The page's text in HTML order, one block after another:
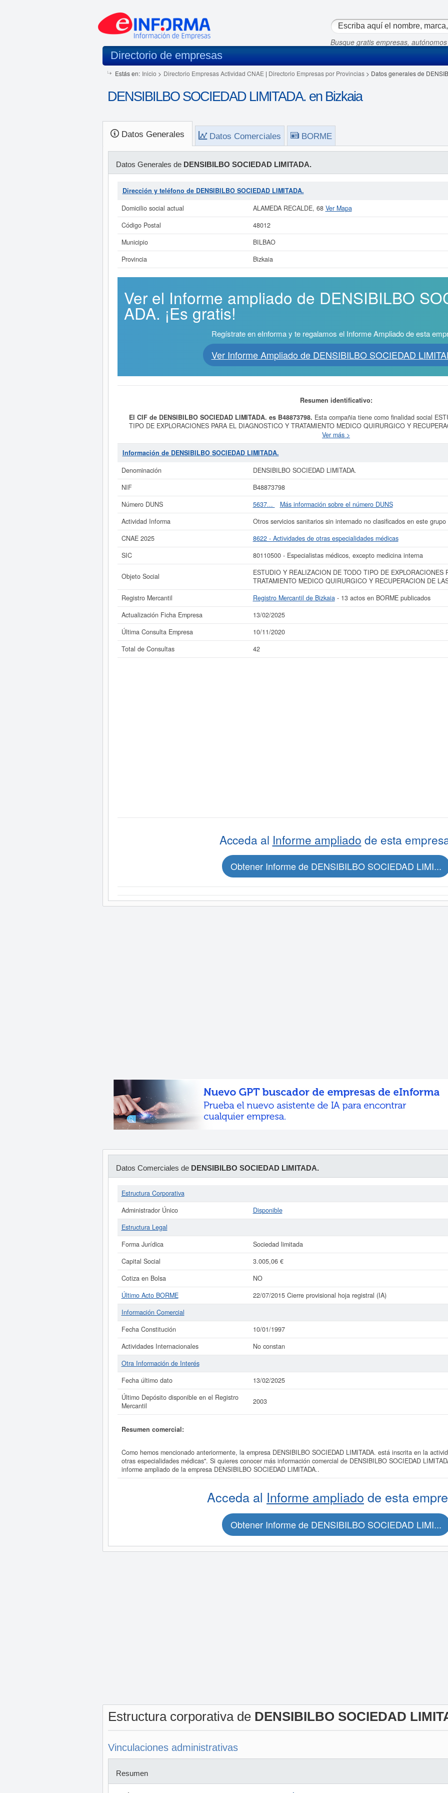
Busque gratis empresas,
Directorio de empresas
Estás en: Inicio > Directorio Empresas Actividad CNAE | Directorio Empresas por Provincias> Datos generales de
DENSIBILBO SOCIEDAD LIMITADA. en Bizkaia
Datos Generales Datos Comerciales BORME
Datos Generales de DENSIBILBO SOCIEDAD LIMITADA.
Dirección y teléfono de DENSIBILBO SOCIEDAD LIMITADA.
Domicilio social actual
ALAMEDA RECALDE, 68 Ver Mapa
Código Postal
48012
Municipio
BILBAO
Provincia
Bizkaia
Ver el Informe ampliado de DENSIBILBO
ADA. ¡Es gratis!
Regístrate en eInforma y te regalamos el Informe Ampliado de esta
Ver Informe Ampliado de DENSIBILBO SOCIEDAD
Resumen identificativo:
El CIF de DENSIBILBO SOCIEDAD LIMITADA. es B48873798. Esta compañia tiene como finalidad social
TIPO DE EXPLORACIONES PARA EL DIAGNOSTICO Y TRATAMIENTO MEDICO QUIRURGICO Y
teniendo como fecha de su constitución el día 10/01/1997. El CNAE que tiene es 8622 - Actividades de otras
SIC correspondiente a la empresaDENSIBILBO SOCIEDAD LIMITADA.es el 80110500. Esta ficha de empresa
última consulta ha sido el 10/11/2020. En esta página puede consultar además las subvenciones a las que
Si está interesado en conocer más datos de la empresa DENSIBILBO SOCIEDAD LIMITADA. puede
de DENSIBILBO SOCIEDAD LIMITADA. y consultar los resultados de sus años de actividad, así como los
La última actualización del informe de empresa se ha realizado el 13/02/2025.
Ver más >
Información de DENSIBILBO SOCIEDAD LIMITADA.
Denominación
DENSIBILBO SOCIEDAD LIMITADA.
NIF
B48873798
Número DUNS
5637...
Más información sobre el número DUNS
Actividad Informa
Otros servicios sanitarios sin internado no clasificados en este grupo
CNAE 2025
8622 - Actividades de otras especialidades médicas
SIC
80110500 - Especialistas médicos, excepto medicina interna
Objeto Social
ESTUDIO Y REALIZACION DE TODO TIPO DE EXPLORACIONES
TRATAMIENTO MEDICO QUIRURGICO Y RECUPERACION DE
Registro Mercantil
Registro Mercantil de Bizkaia- 13 actos en BORME publicados
Actualización Ficha Empresa
13/02/2025
Última Consulta Empresa
10/11/2020
Total de Consultas
42
Acceda al Informe ampliado de esta
Obtener Informe de DENSIBILBO SOCIEDAD LIMI...
Datos Comerciales de DENSIBILBO SOCIEDAD LIMITADA.
Estructura Corporativa
Administrador Único
Disponible
Estructura Legal
Forma Jurídica
Sociedad limitada
Capital Social
3.005,06 €
Cotiza en Bolsa
NO
Último Acto BORME
22/07/2015 Cierre provisional hoja registral (IA)
Información Comercial
Fecha Constitución
10/01/1997
Actividades Internacionales
No constan
Otra Información de Interés
Fecha último dato
13/02/2025
Último Depósito disponible en el Registro
Mercantil
2003
Resumen comercial:
Como hemos mencionado anteriormente, la empresa DENSIBILBO SOCIEDAD LIMITADA. está inscrita en la
otras especialidades médicas". Si quieres conocer más información comercial de DENSIBILBO SOCIEDAD
informe ampliado de la empresa DENSIBILBO SOCIEDAD LIMITADA..
Acceda al Informe ampliado de esta
Obtener Informe de DENSIBILBO SOCIEDAD LIMI...
Estructura corporativa de DENSIBILBO SOCIEDAD
Vinculaciones administrativas
Resumen